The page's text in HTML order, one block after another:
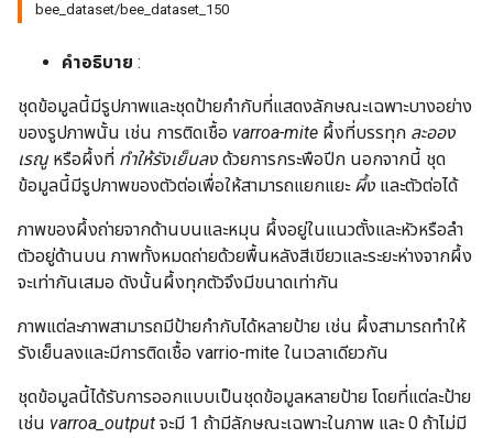
bee_dataset/bee_dataset_150
คำอธิบาย :
ชุดข้อมูลนี้มีรูปภาพและชุดป้ายกำกับที่แสดงลักษณะเฉพาะบางอย่าง
ของรูปภาพนั้น เช่น การติดเชื้อ varroa-mite ผึ้งที่บรรทุก ละออง
เรณูหรือผึ้งที่ ทำให้รังเย็นลง ด้วยการกระพือปีก นอกจากนี้ ชุด
ข้อมูลนี้มีรูปภาพของตัวต่อเพื่อให้สามารถแยกแยะ ผึ้ง และตัวต่อได้
ภาพของผึ้งถ่ายจากด้านบนและหมุน ผึ้งอยู่ในแนวตั้งและหัวหรือลำ
ตัวอยู่ด้านบน ภาพทั้งหมดถ่ายด้วยพื้นหลังสีเขียวและระยะห่างจากผึ้ง
จะเท่ากันเสมอ ดังนั้นผึ้งทุกตัวจึงมีขนาดเท่ากัน
ภาพแต่ละภาพสามารถมีป้ายกำกับได้หลายป้าย เช่น ผึ้งสามารถทำให้
รังเย็นลงและมีการติดเชื้อ varrio-mite ในเวลาเดียวกัน
ชุดข้อมูลนี้ได้รับการออกแบบเป็นชุดข้อมูลหลายป้าย โดยที่แต่ละป้าย
เช่น varroa_output จะมี 1 ถ้ามีลักษณะเฉพาะในภาพ และ 0 ถ้าไม่มี